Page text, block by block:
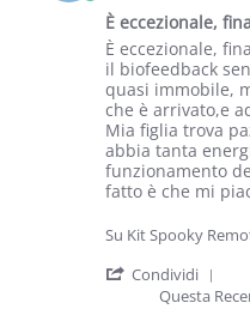
È eccezionale,
Review by
review stating È
È eccezionale,
il biofeedback
quasi immobile,
che è arrivato,e
Mia figlia trova
abbia tanta
funzionamento
fatto è che mi
Su Kit Spooky
Condividi
Questa